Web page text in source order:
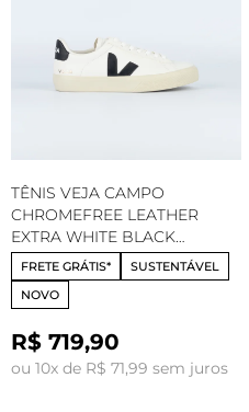
TÊNIS VEJA CAMPO
CHROMEFREE LEATHER
EXTRA WHITE BLACK
CP0501537
FRETE GRÁTIS*
SUSTENTÁVEL
NOVO
R$ 719,90
ou 10x de R$ 71,99 sem juros